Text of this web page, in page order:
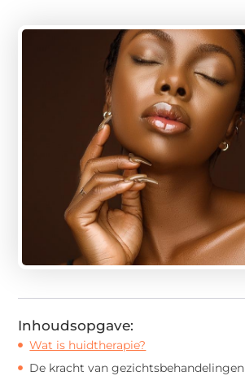
Inhoudsopgave:
Wat is huidtherapie?
De kracht van gezichtsbehandelingen